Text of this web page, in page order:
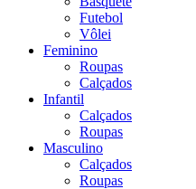
Futebol
Vôlei
Feminino
Roupas
Calçados
Infantil
Calçados
Roupas
Masculino
Calçados
Roupas